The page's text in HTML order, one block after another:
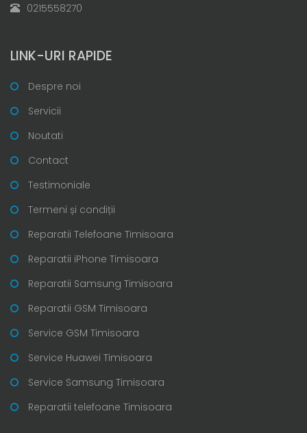
0215558270
LINK-URI RAPIDE
Despre noi
Servicii
Noutati
Contact
Testimoniale
Termeni și condiții
Reparatii Telefoane Timisoara
Reparatii iPhone Timisoara
Reparatii Samsung Timisoara
Reparatii GSM Timisoara
Service GSM Timisoara
Service Huawei Timisoara
Service Samsung Timisoara
Reparatii telefoane Timisoara